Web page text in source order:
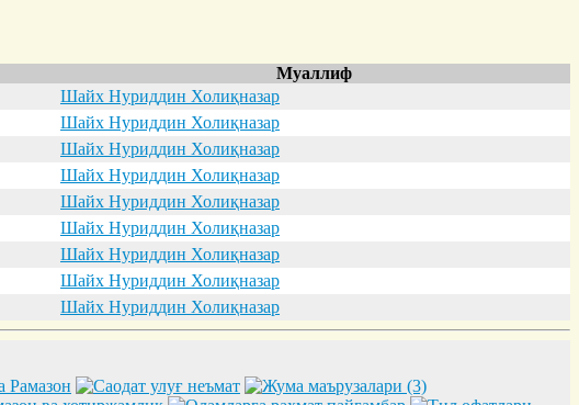
Муаллиф
Шайх Нуриддин Холиқназар
Шайх Нуриддин Холиқназар
Шайх Нуриддин Холиқназар
Шайх Нуриддин Холиқназар
Шайх Нуриддин Холиқназар
Шайх Нуриддин Холиқназар
Шайх Нуриддин Холиқназар
Шайх Нуриддин Холиқназар
Шайх Нуриддин Холиқназар